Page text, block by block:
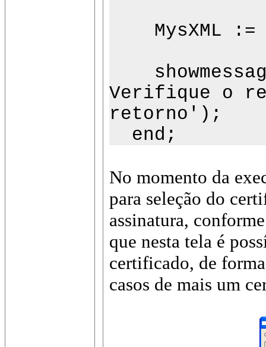
MysXML
Verifique o
retorno');
end;
No momento da
para seleção do
assinatura,
que nesta tela é
certificado, de
casos de mais um